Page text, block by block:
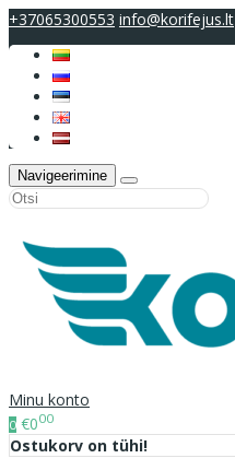
+37065300553 info@korifejus.lt
Navigeerimine
Minu konto
0 €000
Ostukorv on tühi!